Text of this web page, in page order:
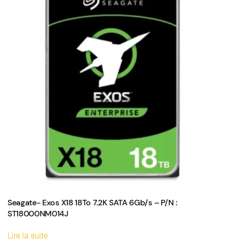
Seagate- Exos X18 18To 7.2K SATA 6Gb/s – P/N :
ST18000NM014J
Lire la suite